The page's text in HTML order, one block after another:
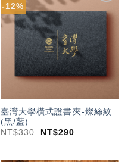
-12%
加入
單」
臺灣大學橫式證書夾-燦絲紋
(黑/藍)
NT$330 NT$290